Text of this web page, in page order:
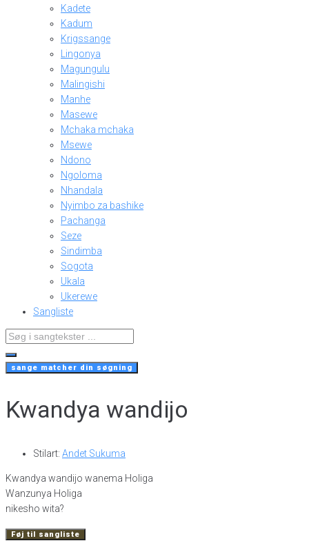
Kadete
Kadum
Krigssange
Lingonya
Magungulu
Malingishi
Manhe
Masewe
Mchaka mchaka
Msewe
Ndono
Ngoloma
Nhandala
Nyimbo za bashike
Pachanga
Seze
Sindimba
Sogota
Ukala
Ukerewe
Sangliste
Search
...
sange matcher din søgning
Kwandya wandijo
Stilart: Andet Sukuma
Kwandya wandijo wanema Holiga
Wanzunya Holiga
nikesho wita?
Føj til sangliste